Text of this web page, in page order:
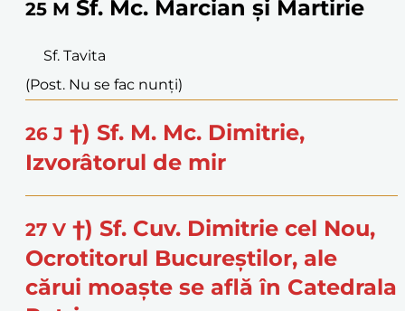
25 M Sf. Mc. Marcian și Martirie
Sf. Tavita
(Post. Nu se fac nunți)
26 J †) Sf. M. Mc. Dimitrie,
Izvorâtorul de mir
27 V †) Sf. Cuv. Dimitrie cel Nou,
Ocrotitorul Bucureștilor, ale
cărui moaște se află în Catedrala